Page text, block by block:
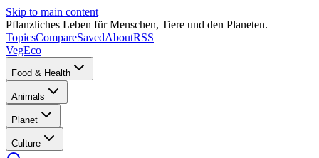
Skip to main content
Pflanzliches Leben für Menschen, Tiere und den Planeten.
TopicsCompareSavedAboutRSS
VegEco
Food & Health
Animals
Planet
Culture